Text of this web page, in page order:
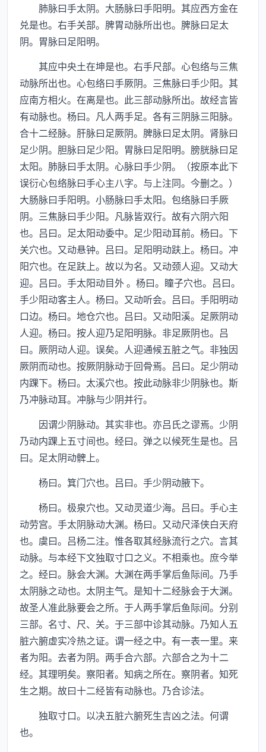
肺脉曰手太阴。大肠脉曰手阳明。其应西方金在
兑是也。右手关部。脾胃动脉所出也。脾脉曰足太
阴。胃脉曰足阳明。
其应中央土在坤是也。右手尺部。心包络与三焦
动脉所出也。心包络曰手厥阴。三焦脉曰手少阳。其
应南方相火。在离是也。此三部动脉所出。故经言皆
有动脉也。杨曰。凡人两手足。各有三阴脉三阳脉。
合十二经脉。肝脉曰足厥阴。脾脉曰足太阴。肾脉曰
足少阴。胆脉曰足少阳。胃脉曰足阳明。膀胱脉曰足
太阳。肺脉曰手太阴。心脉曰手少阴。（按原本此下
误衍心包络脉曰手心主八字。与上注同。今删之。）
大肠脉曰手阳明。小肠脉曰手太阳。包络脉曰手厥
阴。三焦脉曰手少阳。凡脉皆双行。故有六阴六阳
也。吕曰。足太阳动委中。足少阳动耳前。杨曰。下
关穴也。又动悬钟。吕曰。足阳明动趺上。杨曰。冲
阳穴也。在足趺上。故以为名。又动颈人迎。又动大
迎。吕曰。手太阳动目外 。杨曰。瞳子穴也。吕曰。
手少阳动客主人。杨曰。又动听会。吕曰。手阳明动
口边。杨曰。地仓穴也。吕曰。又动阳溪。足厥阴动
人迎。杨曰。按人迎乃足阳明脉。非足厥阴也。吕
曰。厥阴动人迎。误矣。人迎通候五脏之气。非独因
厥阴而动也。按厥阴脉动于回骨焉。吕曰。足少阴动
内踝下。杨曰。太溪穴也。按此动脉非少阴脉也。斯
乃冲脉动耳。冲脉与少阴并行。
因谓少阴脉动。其实非也。亦吕氏之谬焉。少阴
乃动内踝上五寸间也。经曰。弹之以候死生是也。吕
曰。足太阴动髀上。
杨曰。箕门穴也。吕曰。手少阴动腋下。
杨曰。极泉穴也。又动灵道少海。吕曰。手心主
动劳宫。手太阴脉动大渊。杨曰。又动尺泽侠白天府
也。虞曰。吕杨二注。惟各取其经脉流行之穴。言其
动脉。与本经下文独取寸口之义。不相乘也。庶今举
之。经曰。脉会大渊。大渊在两手掌后鱼际间。乃手
太阴脉之动也。太阴主气。是知十二经脉会于大渊。
故圣人准此脉要会之所。于人两手掌后鱼际间。分别
三部。名寸、尺、关。于三部中诊其动脉。乃知人五
脏六腑虚实冷热之证。谓一经之中。有一表一里。来
者为阳。去者为阴。两手合六部。六部合之为十二
经。其理明矣。察阳者。知病之所在。察阴者。知死
生之期。故曰十二经皆有动脉也。乃合诊法。
独取寸口。以决五脏六腑死生吉凶之法。何谓
也。